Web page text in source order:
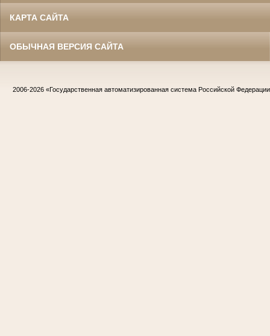
КАРТА САЙТА
ОБЫЧНАЯ ВЕРСИЯ САЙТА
2006-2026 «Государственная автоматизированная система Российской